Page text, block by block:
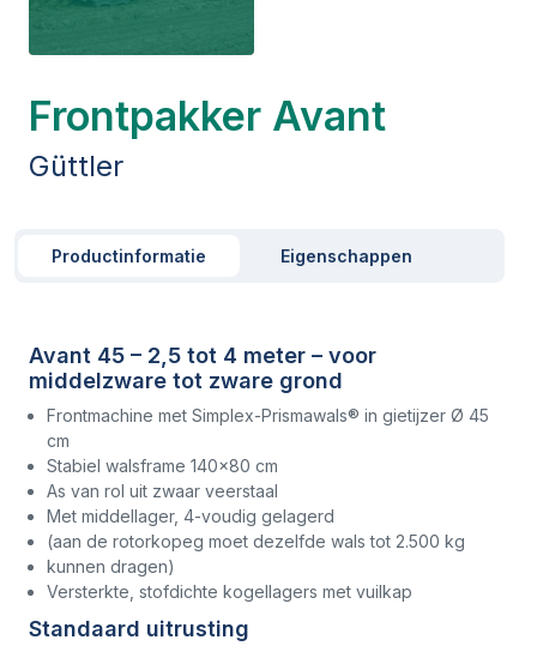
Frontpakker Avant
Güttler
Productinformatie Eigenschappen
Avant 45 – 2,5 tot 4 meter – voor
middelzware tot zware grond
Frontmachine met Simplex-Prismawals® in gietijzer Ø 45
cm
Stabiel walsframe 140x80 cm
As van rol uit zwaar veerstaal
Met middellager, 4-voudig gelagerd
(aan de rotorkopeg moet dezelfde wals tot 2.500 kg
kunnen dragen)
Versterkte, stofdichte kogellagers met vuilkap
Standaard uitrusting